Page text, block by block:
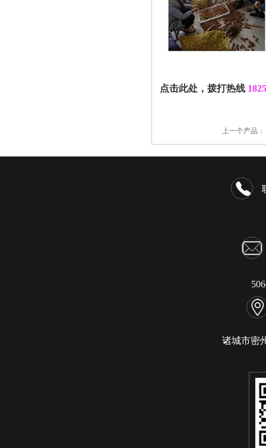
点击此处，拨打热线
上一个产品：
诸城市密